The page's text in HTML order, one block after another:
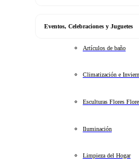
Eventos, Celebraciones y Juguetes
Artículos de baño
Climatización e
Esculturas Flores
Iluminación
Limpieza del Hogar